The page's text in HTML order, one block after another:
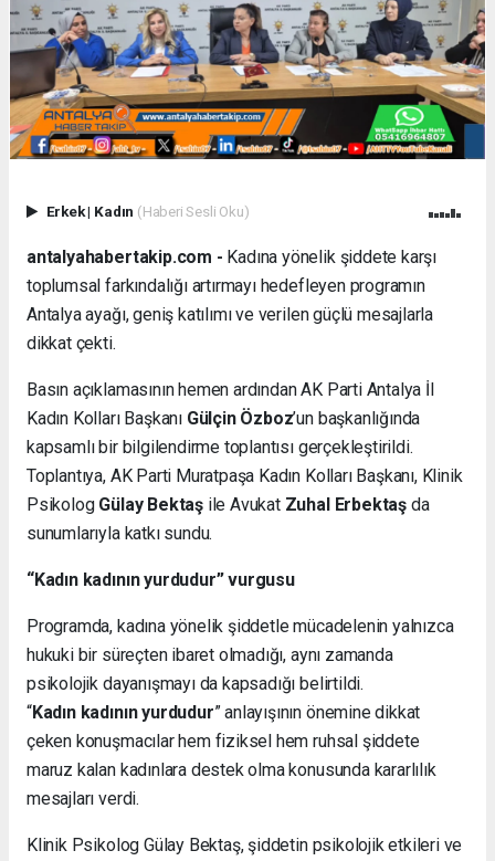
Erkek| Kadın (Haberi Sesli Oku)
antalyahabertakip.com - Kadına yönelik şiddete karşı
toplumsal farkındalığı artırmayı hedefleyen programın
Antalya ayağı, geniş katılımı ve verilen güçlü mesajlarla
dikkat çekti.
Basın açıklamasının hemen ardından AK Parti Antalya İl
Kadın Kolları Başkanı Gülçin Özboz’un başkanlığında
kapsamlı bir bilgilendirme toplantısı gerçekleştirildi.
Toplantıya, AK Parti Muratpaşa Kadın Kolları Başkanı, Klinik
Psikolog Gülay Bektaşile Avukat Zuhal Erbektaş da
sunumlarıyla katkı sundu.
“Kadın kadının yurdudur” vurgusu
Programda, kadına yönelik şiddetle mücadelenin yalnızca
hukuki bir süreçten ibaret olmadığı, aynı zamanda
psikolojik dayanışmayı da kapsadığı belirtildi.
“Kadın kadının yurdudur” anlayışının önemine dikkat
çeken konuşmacılar hem fiziksel hem ruhsal şiddete
maruz kalan kadınlara destek olma konusunda kararlılık
mesajları verdi.
Klinik Psikolog Gülay Bektaş, şiddetin psikolojik etkileri ve